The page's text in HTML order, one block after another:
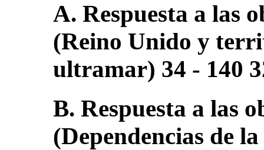
A. Respuesta a las
(Reino Unido y
ultramar) 34 - 140
B. Respuesta a las
(Dependencias de